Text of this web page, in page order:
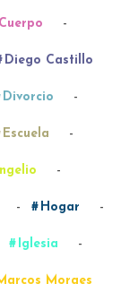
Cuerpo -
Diego Castillo
Divorcio -
Escuela -
-
- Hogar -
Iglesia -
Moraes